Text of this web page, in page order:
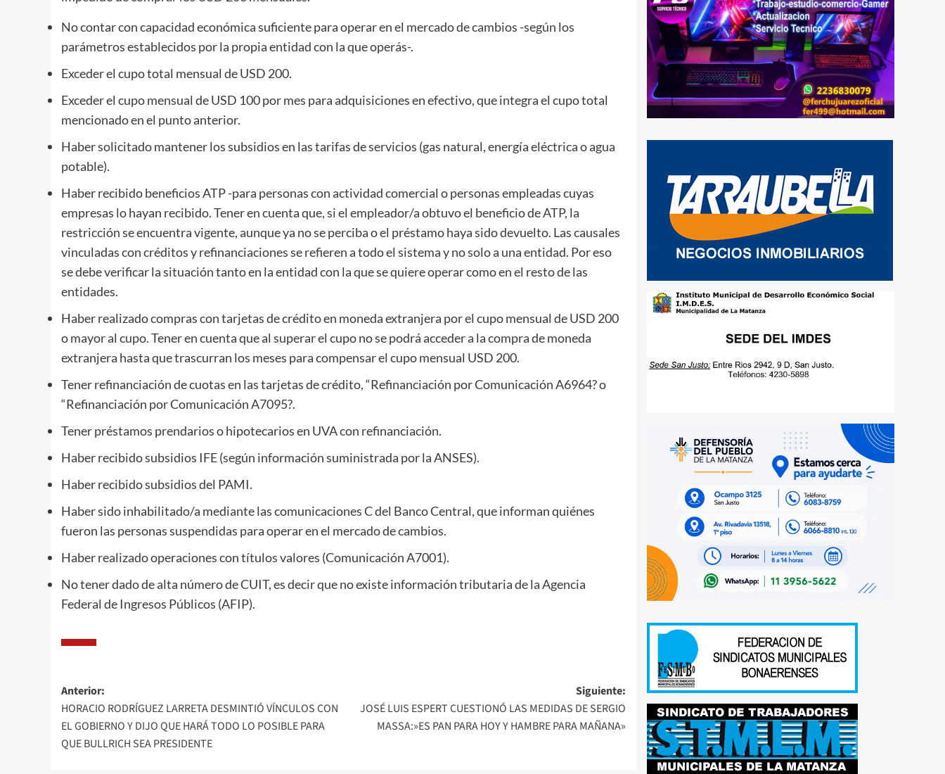
No contar con capacidad económica suficiente para operar en el mercado de cambios -según los
parámetros establecidos por la propia entidad con la que operás-.
Exceder el cupo total mensual de USD 200.
Exceder el cupo mensual de USD 100 por mes para adquisiciones en efectivo, que integra el cupo total
mencionado en el punto anterior.
Haber solicitado mantener los subsidios en las tarifas de servicios (gas natural, energía eléctrica o agua
potable).
Haber recibido beneficios ATP -para personas con actividad comercial o personas empleadas cuyas
empresas lo hayan recibido. Tener en cuenta que, si el empleador/a obtuvo el beneficio de ATP, la
restricción se encuentra vigente, aunque ya no se perciba o el préstamo haya sido devuelto. Las causales
vinculadas con créditos y refinanciaciones se refieren a todo el sistema y no solo a una entidad. Por eso
se debe verificar la situación tanto en la entidad con la que se quiere operar como en el resto de las
entidades.
Haber realizado compras con tarjetas de crédito en moneda extranjera por el cupo mensual de USD 200
o mayor al cupo. Tener en cuenta que al superar el cupo no se podrá acceder a la compra de moneda
extranjera hasta que trascurran los meses para compensar el cupo mensual USD 200.
Tener refinanciación de cuotas en las tarjetas de crédito, “Refinanciación por Comunicación A6964? o
“Refinanciación por Comunicación A7095?.
Tener préstamos prendarios o hipotecarios en UVA con refinanciación.
Haber recibido subsidios IFE (según información suministrada por la ANSES).
Haber recibido subsidios del PAMI.
Haber sido inhabilitado/a mediante las comunicaciones C del Banco Central, que informan quiénes
fueron las personas suspendidas para operar en el mercado de cambios.
Haber realizado operaciones con títulos valores (Comunicación A7001).
No tener dado de alta número de CUIT, es decir que no existe información tributaria de la Agencia
Federal de Ingresos Públicos (AFIP).
Navegación
de
entradas
Anterior:
HORACIO RODRÍGUEZ LARRETA DESMINTIÓ VÍNCULOS CON
EL GOBIERNO Y DIJO QUE HARÁ TODO LO POSIBLE PARA
QUE BULLRICH SEA PRESIDENTE
Siguiente:
JOSÉ LUIS ESPERT CUESTIONÓ LAS MEDIDAS DE SERGIO
MASSA:»ES PAN PARA HOY Y HAMBRE PARA MAÑANA»